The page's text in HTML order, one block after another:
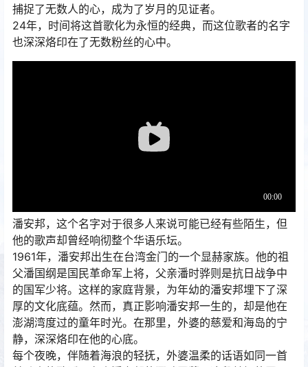
捕捉了无数人的心，成为了岁月的见证者。
24年，时间将这首歌化为永恒的经典，而这位歌者的名字
也深深烙印在了无数粉丝的心中。
潘安邦，这个名字对于很多人来说可能已经有些陌生，但
他的歌声却曾经响彻整个华语乐坛。
1961年，潘安邦出生在台湾金门的一个显赫家族。他的祖
父潘国纲是国民革命军上将，父亲潘时骅则是抗日战争中
的国军少将。这样的家庭背景，为年幼的潘安邦埋下了深
厚的文化底蕴。然而，真正影响潘安邦一生的，却是他在
澎湖湾度过的童年时光。在那里，外婆的慈爱和海岛的宁
静，深深烙印在他的心底。
每个夜晚，伴随着海浪的轻抚，外婆温柔的话语如同一首